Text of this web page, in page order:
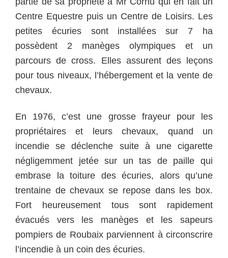
Centre Equestre puis un Centre de Loisirs. Les
petites écuries sont installées sur 7 ha
possèdent 2 manèges olympiques et un
parcours de cross. Elles assurent des leçons
pour tous niveaux, l’hébergement et la vente de
chevaux.
En 1976, c’est une grosse frayeur pour les
propriétaires et leurs chevaux, quand un
incendie se déclenche suite à une cigarette
négligemment jetée sur un tas de paille qui
embrase la toiture des écuries, alors qu’une
trentaine de chevaux se repose dans les box.
Fort heureusement tous sont rapidement
évacués vers les manèges et les sapeurs
pompiers de Roubaix parviennent à circonscrire
l’incendie à un coin des écuries.